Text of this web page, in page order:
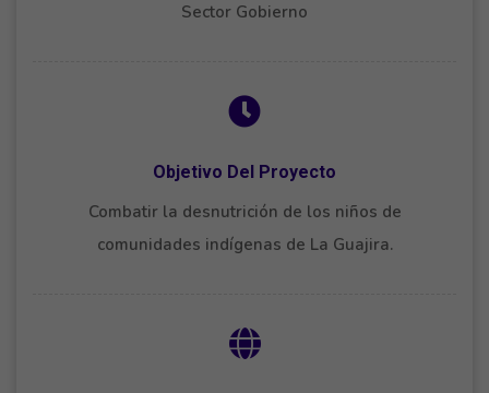
Sector Gobierno
Objetivo Del Proyecto
Combatir la desnutrición de los niños de
comunidades indígenas de La Guajira.